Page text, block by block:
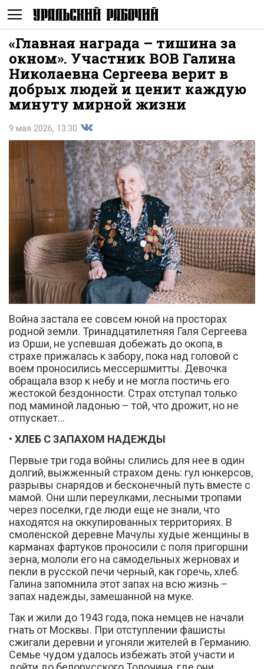
Не
показывать
«Главная награда – тишина за
окном». Участник ВОВ Галина
Николаевна Сергеева верит в
добрых людей и ценит каждую
минуту мирной жизни
9 мая 2026, 13:30
Поделиться
во
Вконтакте
Война застала ее совсем юной на просторах
родной земли. Тринадцатилетняя Галя Сергеева
из Орши, не успевшая добежать до окопа, в
страхе прижалась к забору, пока над головой с
воем проносились мессершмитты. Девочка
обращала взор к небу и не могла постичь его
жестокой бездонности. Страх отступал только
под маминой ладонью – той, что дрожит, но не
отпускает…
• ХЛЕБ С ЗАПАХОМ НАДЕЖДЫ
Первые три года войны слились для нее в один
долгий, выжженный страхом день: гул юнкерсов,
разрывы снарядов и бесконечный путь вместе с
мамой. Они шли переулками, лесными тропами
через поселки, где люди еще не знали, что
находятся на оккупированных территориях. В
смоленской деревне Мачулы худые женщины в
карманах фартуков проносили с поля пригоршни
зерна, мололи его на самодельных жерновах и
пекли в русской печи черный, как горечь, хлеб.
Галина запомнила этот запах на всю жизнь –
запах надежды, замешанной на муке.
Так и жили до 1943 года, пока немцев не начали
гнать от Москвы. При отступлении фашисты
сжигали деревни и угоняли жителей в Германию.
Семье чудом удалось избежать этой участи и